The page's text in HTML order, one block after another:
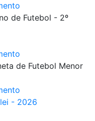
de Futebol - 2º
de Futebol Menor
- 2026